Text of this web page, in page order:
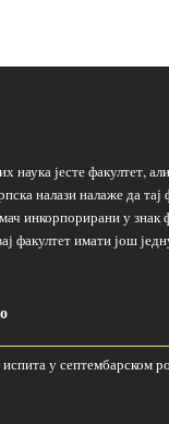
наука јесте факултет,
налази налаже да
инкорпорирани у знак
факултет имати још
у септембарском